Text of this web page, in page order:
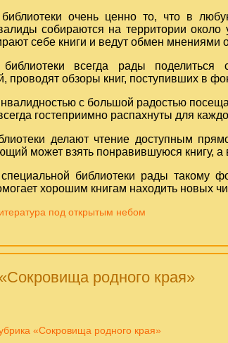
очень ценно то, что в
собираются на территории
себе книги и ведут обмен мнениями
библиотеки всегда рады
проводят обзоры книг, поступивших в
с большой радостью
гостеприимно распахнуты для
делают чтение доступным
может взять понравившуюся книгу, а
специальной библиотеки рады такому
хорошим книгам находить новых
под открытым небом
родного края»
«Сокровища родного края»